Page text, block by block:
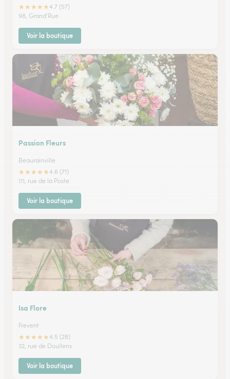
★★★★★4.7 (57)
98, Grand'Rue
Voir la boutique
Passion Fleurs
Beaurainville
★★★★★4.6 (71)
111, rue de la Poste
Voir la boutique
Isa Flore
Frevent
★★★★★4.5 (28)
32, rue de Doullens
Voir la boutique